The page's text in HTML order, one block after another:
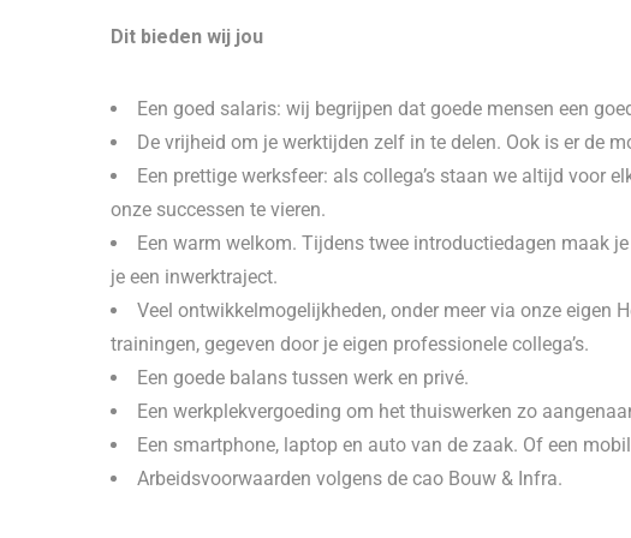
Dit bieden wij jou
Een goed salaris: wij begrijpen dat goede mensen een
De vrijheid om je werktijden zelf in te delen. Ook is er de
Een prettige werksfeer: als collega’s staan we altijd voor
onze successen te vieren.
Een warm welkom. Tijdens twee introductiedagen maak
je een inwerktraject.
Veel ontwikkelmogelijkheden, onder meer via onze eigen
trainingen, gegeven door je eigen professionele collega’s.
Een goede balans tussen werk en privé.
Een werkplekvergoeding om het thuiswerken zo
Een smartphone, laptop en auto van de zaak. Of een
Arbeidsvoorwaarden volgens de cao Bouw & Infra.